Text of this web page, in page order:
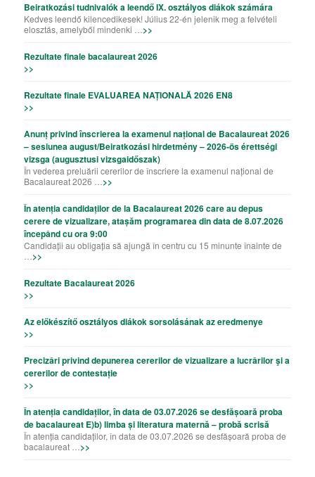
Beiratkozási tudnivalók a leendő IX. osztályos diákok számára
Kedves leendő kilencedikesek! Július 22-én jelenik meg a felvételi
elosztás, amelyből mindenki … >>
Rezultate finale bacalaureat 2026
>>
Rezultate finale EVALUAREA NAȚIONALĂ 2026 EN8
>>
Anunț privind înscrierea la examenul național de Bacalaureat 2026
– sesiunea august/Beiratkozási hirdetmény – 2026-ös érettségi
vizsga (augusztusi vizsgaidőszak)
În vederea preluării cererilor de înscriere la examenul național de
Bacalaureat 2026 … >>
În atenția candidaților de la Bacalaureat 2026 care au depus
cerere de vizualizare, atașăm programarea din data de 8.07.2026
începând cu ora 9:00
Candidații au obligația să ajungă în centru cu 15 minunte înainte de
>>
Rezultate Bacalaureat 2026
>>
Az előkészítő osztályos diákok sorsolásának az eredmenye
>>
Precizǎri privind depunerea cererilor de vizualizare a lucrǎrilor şi a
cererilor de contestație
>>
În atenția candidaților, în data de 03.07.2026 se desfășoară proba
de bacalaureat E)b) limba și literatura maternă – probă scrisă
În atenția candidaților, în data de 03.07.2026 se desfășoară proba de
bacalaureat … >>